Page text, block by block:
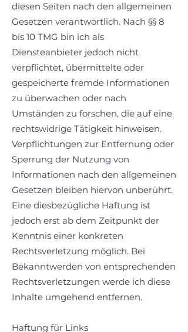
diesen Seiten nach den allgemeinen
Gesetzen verantwortlich. Nach §§ 8
bis 10 TMG bin ich als
Diensteanbieter jedoch nicht
verpflichtet, übermittelte oder
gespeicherte fremde Informationen
zu überwachen oder nach
Umständen zu forschen, die auf eine
rechtswidrige Tätigkeit hinweisen.
Verpflichtungen zur Entfernung oder
Sperrung der Nutzung von
Informationen nach den allgemeinen
Gesetzen bleiben hiervon unberührt.
Eine diesbezügliche Haftung ist
jedoch erst ab dem Zeitpunkt der
Kenntnis einer konkreten
Rechtsverletzung möglich. Bei
Bekanntwerden von entsprechenden
Rechtsverletzungen werde ich diese
Inhalte umgehend entfernen.
Haftung für Links